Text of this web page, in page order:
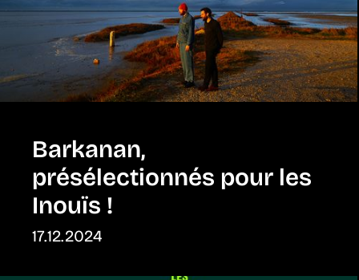
Barkanan,
présélectionnés pour les
Inouïs !
17.12.2024